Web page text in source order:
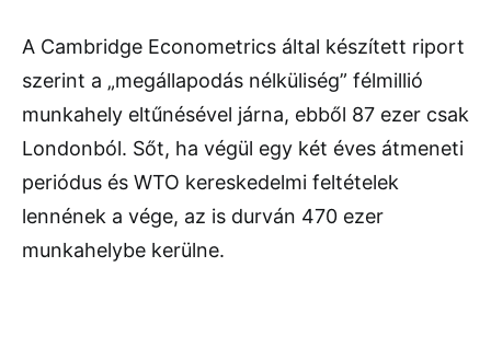
A Cambridge Econometrics által készített riport
szerint a „megállapodás nélküliség” félmillió
munkahely eltűnésével járna, ebből 87 ezer csak
Londonból. Sőt, ha végül egy két éves átmeneti
periódus és WTO kereskedelmi feltételek
lennének a vége, az is durván 470 ezer
munkahelybe kerülne.